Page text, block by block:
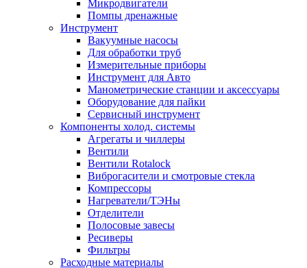
Микродвигатели
Помпы дренажные
Инструмент
Вакуумные насосы
Для обработки труб
Измерительные приборы
Инструмент для Авто
Манометрические станции и аксессуары
Оборудование для пайки
Сервисный инструмент
Компоненты холод. системы
Агрегаты и чиллеры
Вентили
Вентили Rotalock
Виброгасители и смотровые стекла
Компрессоры
Нагреватели/ТЭНы
Отделители
Полосовые завесы
Ресиверы
Фильтры
Расходные материалы